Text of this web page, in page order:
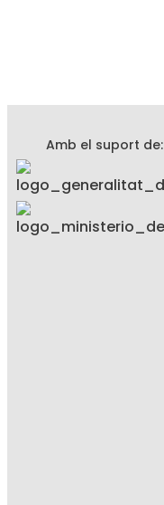
Amb el suport de: